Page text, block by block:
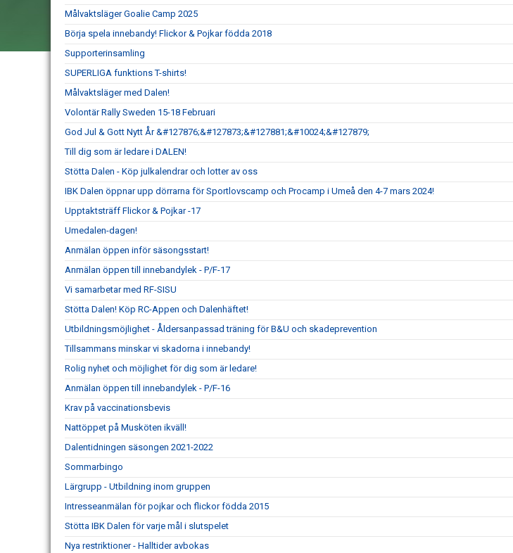
Målvaktsläger Goalie Camp 2025
Börja spela innebandy! Flickor & Pojkar födda 2018
Supporterinsamling
SUPERLIGA funktions T-shirts!
Målvaktsläger med Dalen!
Volontär Rally Sweden 15-18 Februari
God Jul & Gott Nytt År &#127876;&#127873;&#127881;&#10024;&#127879;
Till dig som är ledare i DALEN!
Stötta Dalen - Köp julkalendrar och lotter av oss
IBK Dalen öppnar upp dörrarna för Sportlovscamp och Procamp i Umeå den 4-7 mars 2024!
Upptaktsträff Flickor & Pojkar -17
Umedalen-dagen!
Anmälan öppen inför säsongsstart!
Anmälan öppen till innebandylek - P/F-17
Vi samarbetar med RF-SISU
Stötta Dalen! Köp RC-Appen och Dalenhäftet!
Utbildningsmöjlighet - Åldersanpassad träning för B&U och skadeprevention
Tillsammans minskar vi skadorna i innebandy!
Rolig nyhet och möjlighet för dig som är ledare!
Anmälan öppen till innebandylek - P/F-16
Krav på vaccinationsbevis
Nattöppet på Musköten ikväll!
Dalentidningen säsongen 2021-2022
Sommarbingo
Lärgrupp - Utbildning inom gruppen
Intresseanmälan för pojkar och flickor födda 2015
Stötta IBK Dalen för varje mål i slutspelet
Nya restriktioner - Halltider avbokas